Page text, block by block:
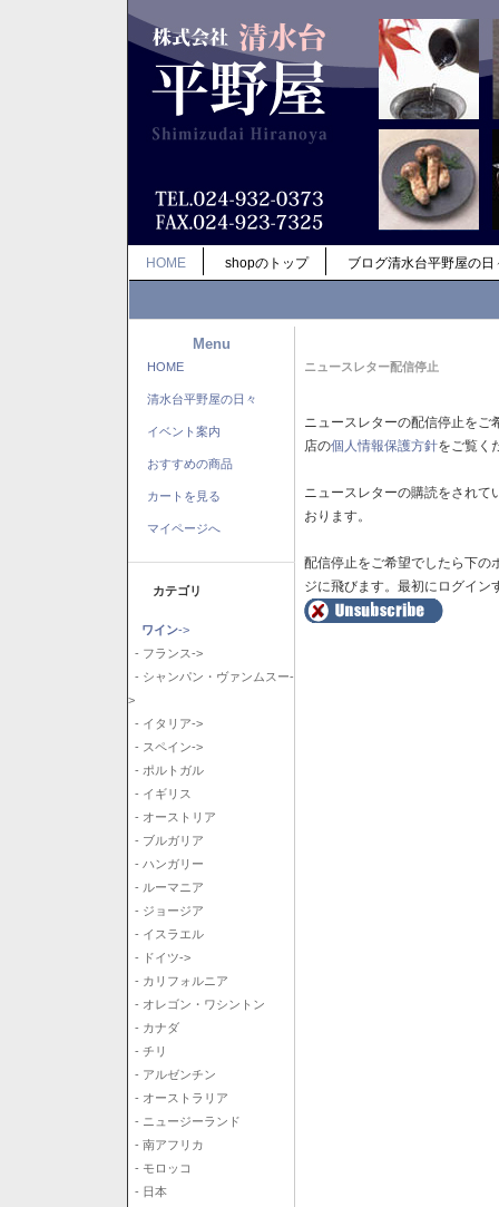
HOME shopのトップ ブログ清水台平野屋の日
Menu
HOME
清水台平野屋の日々
イベント案内
おすすめの商品
カートを見る
マイページへ
カテゴリ
ワイン->
- フランス->
- シャンパン・ヴァンムスー-
>
- イタリア->
- スペイン->
- ポルトガル
- イギリス
- オーストリア
- ブルガリア
- ハンガリー
- ルーマニア
- ジョージア
- イスラエル
- ドイツ->
- カリフォルニア
- オレゴン・ワシントン
- カナダ
- チリ
- アルゼンチン
- オーストラリア
- ニュージーランド
- 南アフリカ
- モロッコ
- 日本
ニュースレター配信停止
ニュースレターの配信停止を
店の個人情報保護方針をご覧く
ニュースレターの購読をされ
おります。
配信停止をご希望でしたら下の
ジに飛びます。最初にログイン